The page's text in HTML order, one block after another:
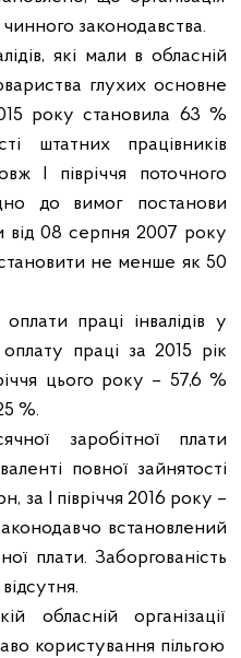
законодавства.
які мали в обласній
глухих основне
року становила 63 %
штатних працівників
І півріччя поточного
до вимог постанови
від 08 серпня 2007 року
не менше як 50
праці інвалідів у
праці за 2015 рік
цього року – 57,6 %
%.
заробітної плати
повної зайнятості
за І півріччя 2016 року –
встановлений
плати. Заборгованість
обласній організації
користування пільгою